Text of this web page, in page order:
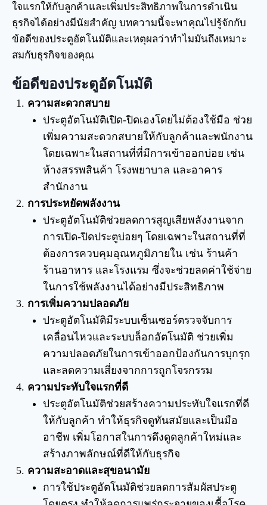
ใจแรกให้กับลูกค้าและเพิ่มประสิทธิภาพในการดำเนิน
ธุรกิจได้อย่างมีนัยสำคัญ บทความนี้จะพาคุณไปรู้จักกับ
ข้อดีของประตูอัตโนมัติและเหตุผลว่าทำไมมันถึงเหมาะ
สมกับธุรกิจของคุณ
ข้อดีของประตูอัตโนมัติ
ความสะดวกสบาย
ประตูอัตโนมัติเปิด-ปิดเองโดยไม่ต้องใช้มือ ช่วย
เพิ่มความสะดวกสบายให้กับลูกค้าและพนักงาน
โดยเฉพาะในสถานที่ที่มีการเข้าออกบ่อย เช่น
ห้างสรรพสินค้า โรงพยาบาล และอาคาร
สำนักงาน
การประหยัดพลังงาน
ประตูอัตโนมัติช่วยลดการสูญเสียพลังงานจาก
การเปิด-ปิดประตูบ่อยๆ โดยเฉพาะในสถานที่ที่
ต้องการควบคุมอุณหภูมิภายใน เช่น ร้านค้า
ร้านอาหาร และโรงแรม ซึ่งจะช่วยลดค่าใช้จ่าย
ในการใช้พลังงานได้อย่างมีประสิทธิภาพ
การเพิ่มความปลอดภัย
ประตูอัตโนมัติมีระบบเซ็นเซอร์ตรวจจับการ
เคลื่อนไหวและระบบล็อกอัตโนมัติ ช่วยเพิ่ม
ความปลอดภัยในการเข้าออกป้องกันการบุกรุก
และลดความเสี่ยงจากการถูกโจรกรรม
ความประทับใจแรกที่ดี
ประตูอัตโนมัติช่วยสร้างความประทับใจแรกที่ดี
ให้กับลูกค้า ทำให้ธุรกิจดูทันสมัยและเป็นมือ
อาชีพ เพิ่มโอกาสในการดึงดูดลูกค้าใหม่และ
สร้างภาพลักษณ์ที่ดีให้กับธุรกิจ
ความสะอาดและสุขอนามัย
การใช้ประตูอัตโนมัติช่วยลดการสัมผัสประตู